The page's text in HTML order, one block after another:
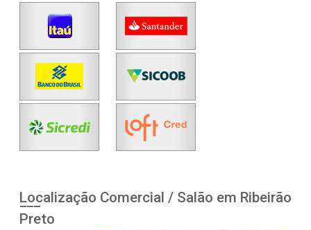
Localização Comercial / Salão em Ribeirão
Preto